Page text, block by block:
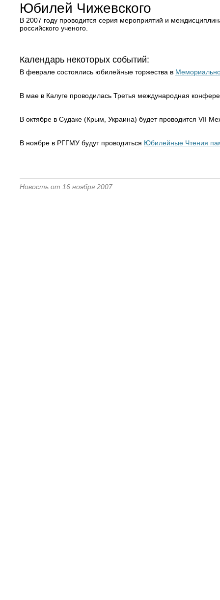
Юбилей Чижевского
В 2007 году проводится серия мероприятий и
российского ученого.
Календарь некоторых событий:
В феврале состоялись юбилейные торжества в
В мае в Калуге проводилась Третья международная
В октябре в Судаке (Крым, Украина) будет проводится VII
В ноябре в РГГМУ будут проводиться Юбилейные Чтения
Новость от 16 ноября 2007